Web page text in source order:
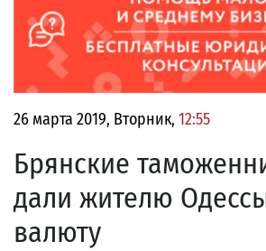
26 марта 2019, Вторник, 12:55
Брянские
дали жителю
валюту